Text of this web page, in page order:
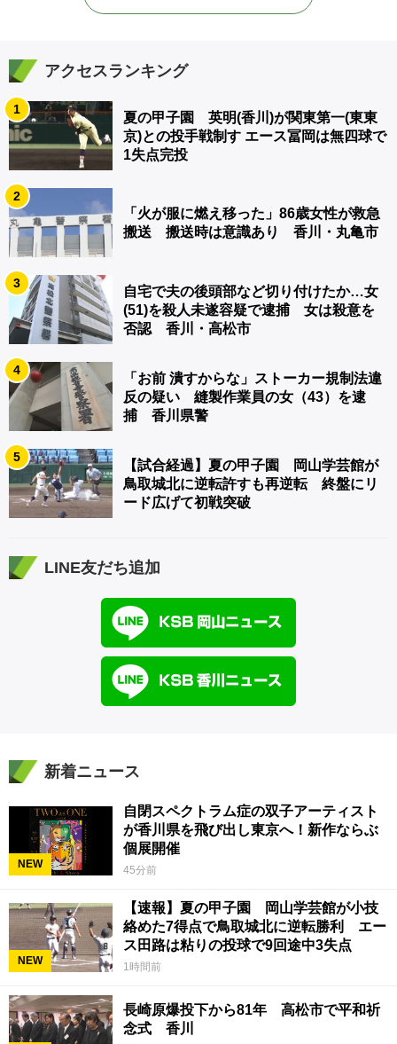
アクセスランキング
1
夏の甲子園 英明(香川)が関東第一(東東
京)との投手戦制す エース冨岡は無四球で
1失点完投
2
「火が服に燃え移った」86歳女性が救急
搬送 搬送時は意識あり 香川・丸亀市
3
自宅で夫の後頭部など切り付けたか…女
(51)を殺人未遂容疑で逮捕 女は殺意を
否認 香川・高松市
4
「お前 潰すからな」ストーカー規制法違
反の疑い 縫製作業員の女（43）を逮
捕 香川県警
5
【試合経過】夏の甲子園 岡山学芸館が
鳥取城北に逆転許すも再逆転 終盤にリ
ード広げて初戦突破
LINE友だち追加
新着ニュース
NEW
自閉スペクトラム症の双子アーティスト
が香川県を飛び出し東京へ！新作ならぶ
個展開催
45分前
NEW
【速報】夏の甲子園 岡山学芸館が小技
絡めた7得点で鳥取城北に逆転勝利 エー
ス田路は粘りの投球で9回途中3失点
1時間前
長崎原爆投下から81年 高松市で平和祈
念式 香川